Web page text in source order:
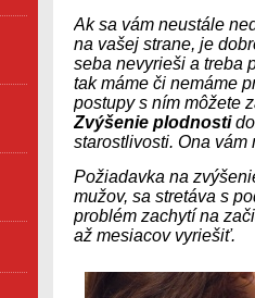
Ak sa vám neustále
na vašej strane, je
seba nevyrieši a treba
tak máme či nemáme
postupy s ním môžete
Zvýšenie plodnosti
starostlivosti. Ona
Požiadavka na
mužov, sa stretáva s
problém zachytí na
až mesiacov vyriešiť.